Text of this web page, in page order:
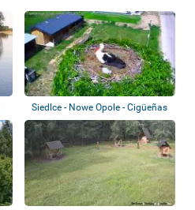
Siedlce - Nowe Opole - Cigüeñas